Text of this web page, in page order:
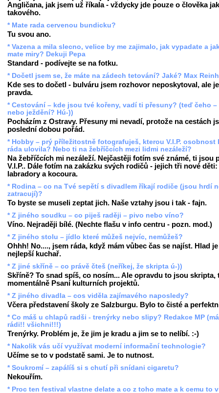
Angličana, jak jsem už říkala - vždycky jde pouze o člověka
takového.
* Mate rada cervenou bundicku?
Tu svou ano.
* Vazena a mila slecno, velice by me zajimalo, jak vypadate a
mate miry? Dekuji Pepa
Standard - podívejte se na fotku.
* Dočetl jsem se, že máte na zádech tetování? Jaké? Max
Kde ses to dočetl - bulváru jsem rozhovor neposkytoval, ale
pravda.
* Cestování – kde jsou tvé kořeny, vadí ti přesuny? (teď čeho –
nebo ježdění? Hú-))
Pocházím z Ostravy. Přesuny mi nevadí, protože na cestách
poslední dobou pořád.
* Hobby – prý příležitostně fotografuješ, kterou V.I.P. osobnost
ráda ulovila? Nebo ti na žebříčcích mezi lidmi nezáleží?
Na žebříčcích mi nezáleží. Nejčastěji fotím své známé, ti jsou
V.I.P.. Dále fotím na zakázku svých rodičů - jejich tři nové děti:
labradory a kocoura.
* Rodina – co na Tvé sepětí s divadlem říkají rodiče (jsou hrdí
zatracují)?
To byste se museli zeptat jich. Naše vztahy jsou i tak - fajn.
* Z jiného soudku – co piješ raději – pivo nebo víno?
Víno. Nejraději bílé. (Nechte flašu v info centru - pozn. mod.)
* Z jiného stolu – jídlo které můžeš nejvíc, nemůžeš?
Ohhh! No...., jsem ráda, když mám vůbec čas se najíst. Hlad je
nejlepší kuchař.
* Z jiné skříně – co právě čteš (neříkej, že skripta ú-))
Skříně? To snad spíš, co nosím... Ale opravdu to jsou skripta,
momentálně Psaní kulturních projektů.
* Z jiného divadla – cos viděla zajímavého naposledy?
Včera představení školy ze Salzburgu. Bylo to čisté a
* Co máš u chlapů radši - trenýrky nebo slipy? Redakce MP
rádi!! všichni!!!)
Trenýrky. Problém je, že jim je kradu a jim se to nelíbí. :-)
* Nakolik vás učí využívat moderní informační technologie?
Učíme se to v podstatě sami. Je to nutnost.
* Soukromí – zapálíš si s chutí při snídani cigaretu?
Nekouřím.
* Proc ten festival vlastne delate a co z toho mate a k cemu to